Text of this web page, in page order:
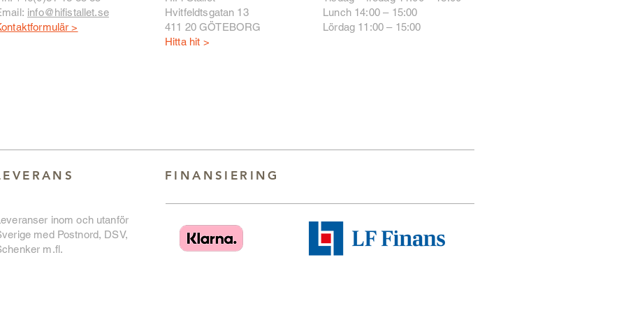
info@hifistallet.se
>
Hvitfeldtsgatan 13
411 20 GÖTEBORG
Hitta hit >
Lunch 14:00 – 15:00
Lördag 11:00 – 15:00
FINANSIERING
inom och utanför
med Postnord, DSV,
m.fl.